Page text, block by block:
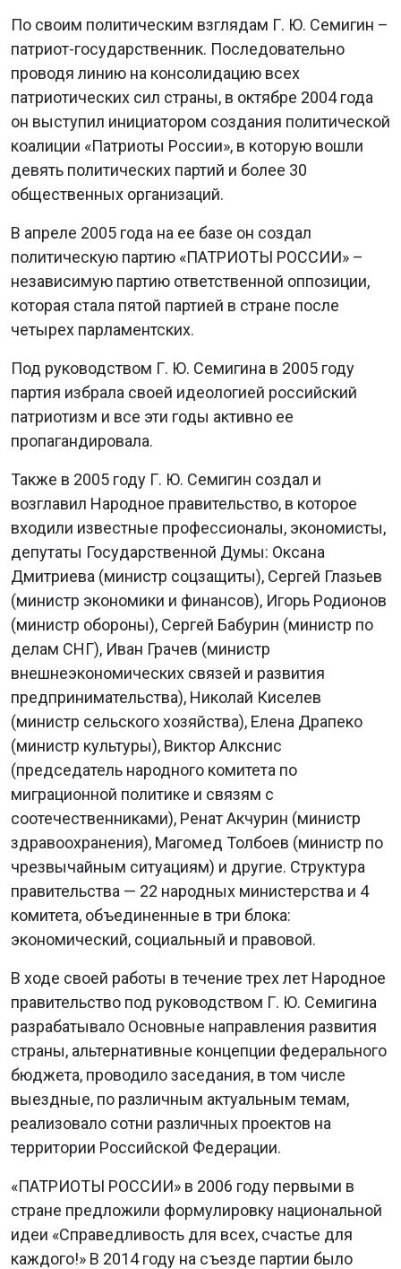
По своим политическим взглядам Г. Ю. Семигин –
патриот-государственник. Последовательно
проводя линию на консолидацию всех
патриотических сил страны, в октябре 2004 года
он выступил инициатором создания политической
коалиции «Патриоты России», в которую вошли
девять политических партий и более 30
общественных организаций.
В апреле 2005 года на ее базе он создал
политическую партию «ПАТРИОТЫ РОССИИ» –
независимую партию ответственной оппозиции,
которая стала пятой партией в стране после
четырех парламентских.
Под руководством Г. Ю. Семигина в 2005 году
партия избрала своей идеологией российский
патриотизм и все эти годы активно ее
пропагандировала.
Также в 2005 году Г. Ю. Семигин создал и
возглавил Народное правительство, в которое
входили известные профессионалы, экономисты,
депутаты Государственной Думы: Оксана
Дмитриева (министр соцзащиты), Сергей Глазьев
(министр экономики и финансов), Игорь Родионов
(министр обороны), Сергей Бабурин (министр по
делам СНГ), Иван Грачев (министр
внешнеэкономических связей и развития
предпринимательства), Николай Киселев
(министр сельского хозяйства), Елена Драпеко
(министр культуры), Виктор Алкснис
(председатель народного комитета по
миграционной политике и связям с
соотечественниками), Ренат Акчурин (министр
здравоохранения), Магомед Толбоев (министр по
чрезвычайным ситуациям) и другие. Структура
правительства — 22 народных министерства и 4
комитета, объединенные в три блока:
экономический, социальный и правовой.
В ходе своей работы в течение трех лет Народное
правительство под руководством Г. Ю. Семигина
разрабатывало Основные направления развития
страны, альтернативные концепции федерального
бюджета, проводило заседания, в том числе
выездные, по различным актуальным темам,
реализовало сотни различных проектов на
территории Российской Федерации.
«ПАТРИОТЫ РОССИИ» в 2006 году первыми в
стране предложили формулировку национальной
идеи «Справедливость для всех, счастье для
каждого!» В 2014 году на съезде партии было